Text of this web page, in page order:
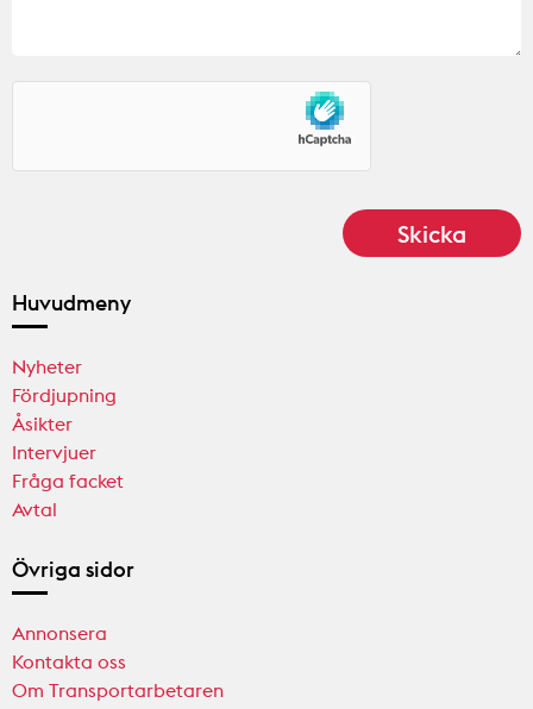
Huvudmeny
Nyheter
Fördjupning
Åsikter
Intervjuer
Fråga facket
Avtal
Övriga sidor
Annonsera
Kontakta oss
Om Transportarbetaren